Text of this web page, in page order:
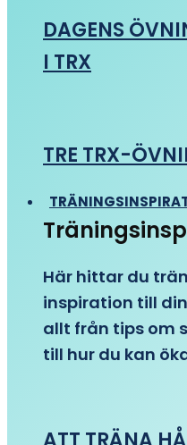
DAGENS
I TRX
TRE TRX-
Här hittar du
inspiration till
allt från tips om
till hur du kan